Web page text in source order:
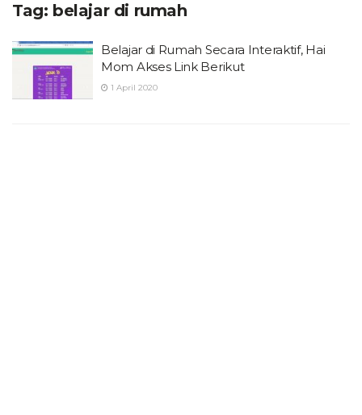
Tag: belajar di rumah
Belajar di Rumah Secara Interaktif, Hai
Mom Akses Link Berikut
1 April 2020